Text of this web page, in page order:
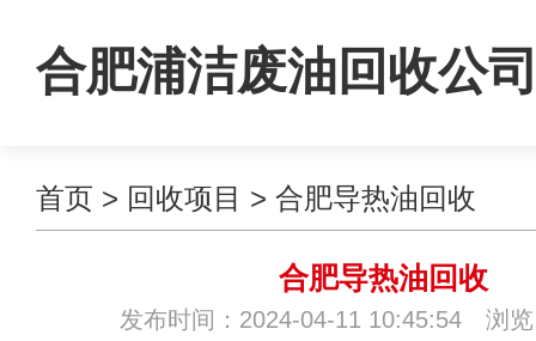
合肥浦洁废油回收公
首页 > 回收项目 > 合肥导热油回收
合肥导热油回收
发布时间：2024-04-11 10:45:54 浏览